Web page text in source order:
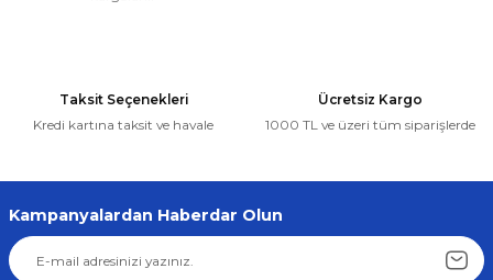
Taksit Seçenekleri
Kredi kartına taksit ve havale
Ücretsiz Kargo
1000 TL ve üzeri tüm siparişlerde
Kampanyalardan Haberdar Olun